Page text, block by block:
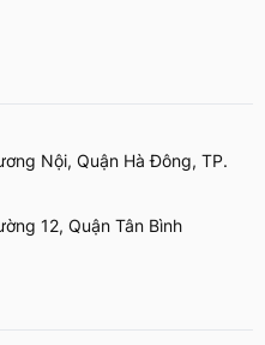
Nội, Quận Hà Đông, TP.
12, Quận Tân Bình